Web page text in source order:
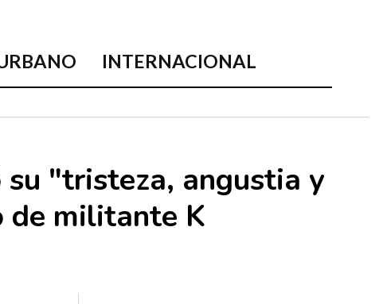
INTERNACIONAL
"tristeza, angustia y
de militante K